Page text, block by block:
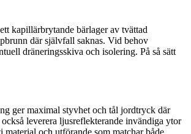
kapillärbrytande bärlager av tvättad
där självfall saknas. Vid behov
dräneringsskiva och isolering. På så sätt
ger maximal styvhet och tål jordtryck där
leverera ljusreflekterande invändiga ytor
och utförande som matchar både